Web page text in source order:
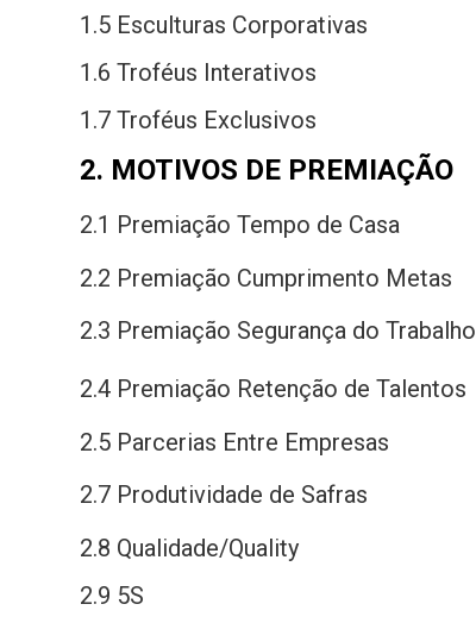
1.5 Esculturas Corporativas
1.6 Troféus Interativos
1.7 Troféus Exclusivos
2. MOTIVOS DE PREMIAÇÃO
2.1 Premiação Tempo de Casa
2.2 Premiação Cumprimento Metas
2.3 Premiação Segurança do Trabalho
2.4 Premiação Retenção de Talentos
2.5 Parcerias Entre Empresas
2.7 Produtividade de Safras
2.8 Qualidade/Quality
2.9 5S